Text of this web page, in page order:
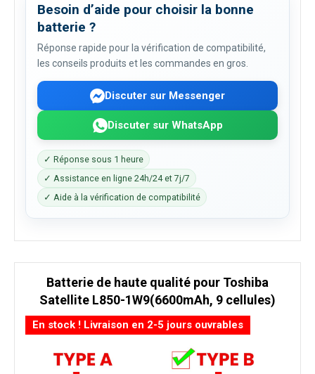
Besoin d’aide pour choisir la bonne
batterie ?
Réponse rapide pour la vérification de compatibilité,
les conseils produits et les commandes en gros.
Discuter sur Messenger
Discuter sur WhatsApp
✓ Réponse sous 1 heure
✓ Assistance en ligne 24h/24 et 7j/7
✓ Aide à la vérification de compatibilité
Batterie de haute qualité pour Toshiba
Satellite L850-1W9(6600mAh, 9 cellules)
En stock ! Livraison en 2-5 jours ouvrables